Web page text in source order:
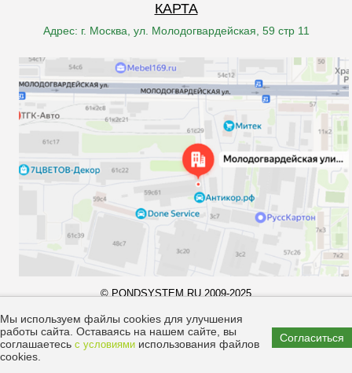
КАРТА
Адрес: г. Москва, ул. Молодогвардейская, 59 стр 11
© PONDSYSTEM.RU 2009-2025
материалов запрещено законом.
Мы используем файлы cookies для улучшения
работы сайта. Оставаясь на нашем сайте, вы
соглашаетесь с условиями использования файлов
cookies.
Согласиться